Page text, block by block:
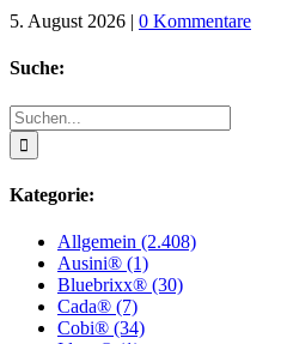
5. August 2026 | 0 Kommentare
Suche:
Suche
nach:
Kategorie:
Allgemein (2.408)
Ausini® (1)
Bluebrixx® (30)
Cada® (7)
Cobi® (34)